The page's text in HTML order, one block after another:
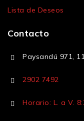
Lista de Deseos
Contacto
Paysandú 971,
2902 7492
Horario: L. a V.